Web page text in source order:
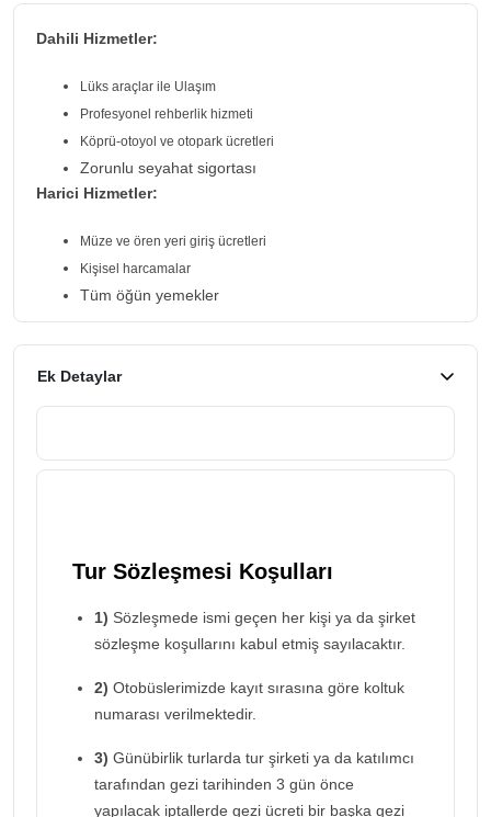
Dahili Hizmetler:
Lüks araçlar ile Ulaşım
Profesyonel rehberlik hizmeti
Köprü-otoyol ve otopark ücretleri
Zorunlu seyahat sigortası
Harici Hizmetler:
Müze ve ören yeri giriş ücretleri
Kişisel harcamalar
Tüm öğün yemekler
Ek Detaylar
Tur Sözleşmesi Koşulları
1) Sözleşmede ismi geçen her kişi ya da şirket
sözleşme koşullarını kabul etmiş sayılacaktır.
2) Otobüslerimizde kayıt sırasına göre koltuk
numarası verilmektedir.
3) Günübirlik turlarda tur şirketi ya da katılımcı
tarafından gezi tarihinden 3 gün önce
yapılacak iptallerde gezi ücreti bir başka gezi